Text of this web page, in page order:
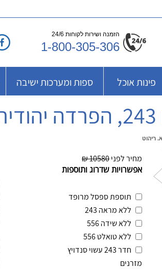
הזמנה ושירות לקוחות 24/6
1-800-305-306
פינות אוכל ספות ומערכות ישיבה
מחיר לפני10580 ₪
אפשרויות שדרוג ותוספות
תוספת ספסל מרופד
ללא מראה 243
ללא שידה 556
ללא טואלט 556
חדר 243 עשוי סנדויץ
מזרנים